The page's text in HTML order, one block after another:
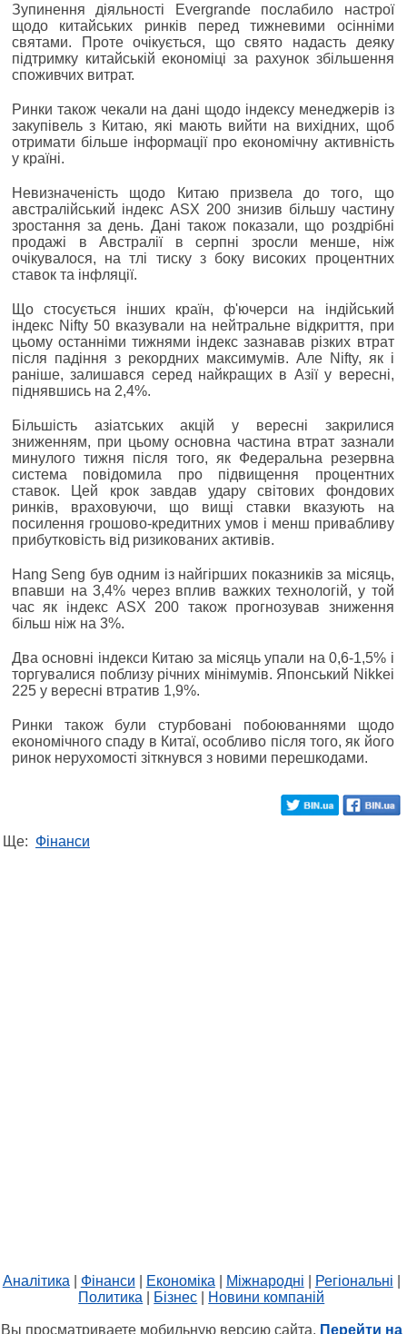
Зупинення діяльності Evergrande послабило настрої
щодо китайських ринків перед тижневими осінніми
святами. Проте очікується, що свято надасть деяку
підтримку китайській економіці за рахунок збільшення
споживчих витрат.
Ринки також чекали на дані щодо індексу менеджерів із
закупівель з Китаю, які мають вийти на вихідних, щоб
отримати більше інформації про економічну активність
у країні.
Невизначеність щодо Китаю призвела до того, що
австралійський індекс ASX 200 знизив більшу частину
зростання за день. Дані також показали, що роздрібні
продажі в Австралії в серпні зросли менше, ніж
очікувалося, на тлі тиску з боку високих процентних
ставок та інфляції.
Що стосується інших країн, ф'ючерси на індійський
індекс Nifty 50 вказували на нейтральне відкриття, при
цьому останніми тижнями індекс зазнавав різких втрат
після падіння з рекордних максимумів. Але Nifty, як і
раніше, залишався серед найкращих в Азії у вересні,
піднявшись на 2,4%.
Більшість азіатських акцій у вересні закрилися
зниженням, при цьому основна частина втрат зазнали
минулого тижня після того, як Федеральна резервна
система повідомила про підвищення процентних
ставок. Цей крок завдав удару світових фондових
ринків, враховуючи, що вищі ставки вказують на
посилення грошово-кредитних умов і менш привабливу
прибутковість від ризикованих активів.
Hang Seng був одним із найгірших показників за місяць,
впавши на 3,4% через вплив важких технологій, у той
час як індекс ASX 200 також прогнозував зниження
більш ніж на 3%.
Два основні індекси Китаю за місяць упали на 0,6-1,5% і
торгувалися поблизу річних мінімумів. Японський Nikkei
225 у вересні втратив 1,9%.
Ринки також були стурбовані побоюваннями щодо
економічного спаду в Китаї, особливо після того, як його
ринок нерухомості зіткнувся з новими перешкодами.
Ще: Фінанси
Аналітика Фінанси Економіка Міжнародні Регіональні
Политика
Бізнес Новини компаній
Вы просматриваете мобильную версию сайта. Перейти на